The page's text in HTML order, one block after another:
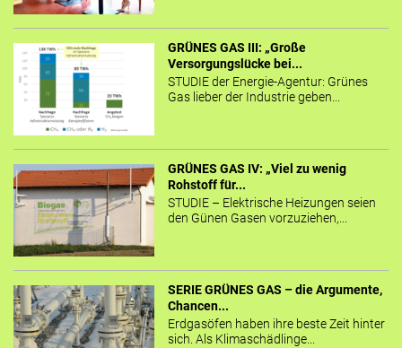
GRÜNES GAS III: „Große
Versorgungslücke bei...
STUDIE der Energie-Agentur: Grünes
Gas lieber der Industrie geben...
GRÜNES GAS IV: „Viel zu wenig
Rohstoff für...
STUDIE – Elektrische Heizungen seien
den Günen Gasen vorzuziehen,...
SERIE GRÜNES GAS – die Argumente,
Chancen...
Erdgasöfen haben ihre beste Zeit hinter
sich. Als Klimaschädlinge...